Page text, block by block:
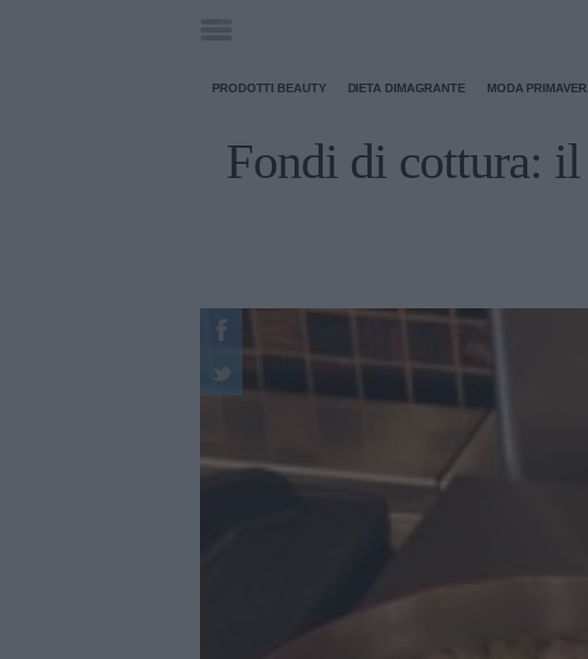
PRODOTTI BEAUTY DIETA DIMAGRANTE MODA
Fondi di cottura: